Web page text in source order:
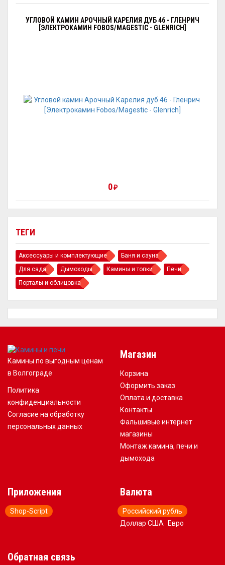
ТЕГИ
Аксессуары и комплектующие
Баня и сауна
Для сада
Дымоходы Камины и топки
Печи
Порталы и облицовка
УГЛОВОЙ КАМИН АРОЧНЫЙ КАРЕЛИЯ ДУБ 46 - ГЛЕНРИЧ
[ЭЛЕКТРОКАМИН FOBOS/MAGESTIC - GLENRICH]
0 ₽
Камины по выгодным ценам
в Волгограде
Политика
конфиденциальности
Согласие на обработку
персональных данных
Магазин
Корзина
Оформить заказ
Оплата и доставка
Контакты
Фальшивые интернет
магазины
Монтаж камина, печи и
дымохода
Приложения
Shop-Script
Валюта
Российский рубль
Доллар США
Евро
Обратная связь